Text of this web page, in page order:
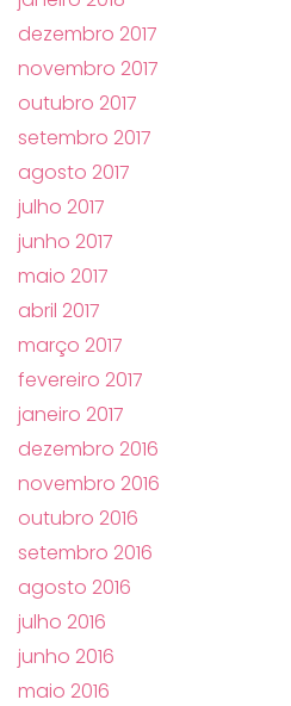
dezembro 2017
novembro 2017
outubro 2017
setembro 2017
agosto 2017
julho 2017
junho 2017
maio 2017
abril 2017
março 2017
fevereiro 2017
janeiro 2017
dezembro 2016
novembro 2016
outubro 2016
setembro 2016
agosto 2016
julho 2016
junho 2016
maio 2016